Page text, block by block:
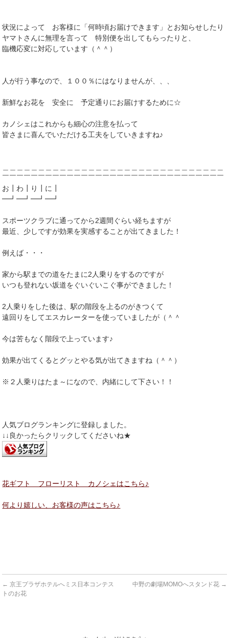
状況によって お客様に「何時頃お届けできます」とお知らせしたり
ヤマトさんに無理を言って 特別便を出してもらったりと、
臨機応変に対応しています（＾＾）
人が行う事なので、１００％にはなりませんが、、、
新鮮なお花を 安全に 予定通りにお届けするために☆
カノシェはこれからも細心の注意を払って
皆さまに喜んでいただける工夫をしていきますね♪
￣￣￣￣￣￣￣￣￣￣￣￣￣￣￣￣￣￣￣￣￣￣￣￣￣￣￣￣￣￣￣
お┃わ┃り┃に┃
━┛━┛━┛━┛
スポーツクラブに通ってから2週間ぐらい経ちますが
最近、少しですが効果を実感することが出てきました！
例えば・・・
家から駅までの道をたまに2人乗りをするのですが
いつも登れない坂道をぐいぐいこぐ事ができました！
2人乗りをした後は、駅の階段を上るのがきつくて
遠回りをしてエスカレーターを使っていましたが（＾＾ゞ
今は苦もなく階段で上っています♪
効果が出てくるとグッとやる気が出てきますね（＾＾）
※２人乗りはたま～になので、内緒にして下さい！！
人気ブログランキングに登録しました。
↓↓良かったらクリックしてくださいね★
花ギフト フローリスト カノシェはこちら♪
何より嬉しい、お客様の声はこちら♪
← 京王プラザホテルへミス日本コンテス
トのお花
中野の劇場MOMOへスタンド花 →